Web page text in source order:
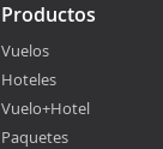
Productos
Vuelos
Hoteles
Vuelo+Hotel
Paquetes